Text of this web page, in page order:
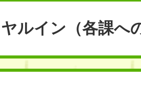
ルイン （各課へ